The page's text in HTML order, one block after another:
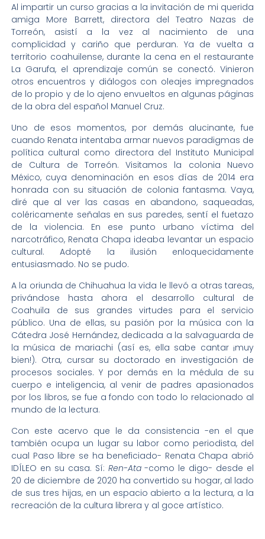
Al impartir un curso gracias a la invitación de mi querida
amiga More Barrett, directora del Teatro Nazas de
Torreón, asistí a la vez al nacimiento de una
complicidad y cariño que perduran. Ya de vuelta a
territorio coahuilense, durante la cena en el restaurante
La Garufa, el aprendizaje común se conectó. Vinieron
otros encuentros y diálogos con oleajes impregnados
de lo propio y de lo ajeno envueltos en algunas páginas
de la obra del español Manuel Cruz.
Uno de esos momentos, por demás alucinante, fue
cuando Renata intentaba armar nuevos paradigmas de
política cultural como directora del Instituto Municipal
de Cultura de Torreón. Visitamos la colonia Nuevo
México, cuya denominación en esos días de 2014 era
honrada con su situación de colonia fantasma. Vaya,
diré que al ver las casas en abandono, saqueadas,
coléricamente señalas en sus paredes, sentí el fuetazo
de la violencia. En ese punto urbano víctima del
narcotráfico, Renata Chapa ideaba levantar un espacio
cultural. Adopté la ilusión enloquecidamente
entusiasmado. No se pudo.
A la oriunda de Chihuahua la vida le llevó a otras tareas,
privándose hasta ahora el desarrollo cultural de
Coahuila de sus grandes virtudes para el servicio
público. Una de ellas, su pasión por la música con la
Cátedra José Hernández, dedicada a la salvaguarda de
la música de mariachi (así es, ella sabe cantar ¡muy
bien!). Otra, cursar su doctorado en investigación de
procesos sociales. Y por demás en la médula de su
cuerpo e inteligencia, al venir de padres apasionados
por los libros, se fue a fondo con todo lo relacionado al
mundo de la lectura.
Con este acervo que le da consistencia -en el que
también ocupa un lugar su labor como periodista, del
cual Paso libre se ha beneficiado- Renata Chapa abrió
IDÍLEO en su casa. Sí: Ren-Ata-como le digo- desde el
20 de diciembre de 2020 ha convertido su hogar, al lado
de sus tres hijas, en un espacio abierto a la lectura, a la
recreación de la cultura librera y al goce artístico.